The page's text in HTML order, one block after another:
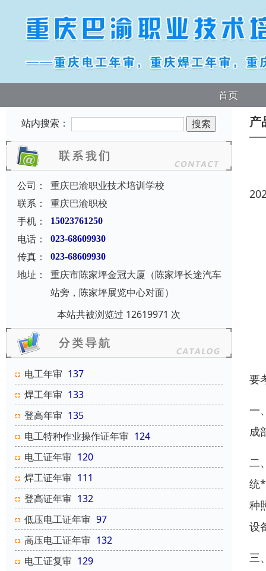
首页
站内搜索：
公司：
重庆巴渝职业技术培训学校
联系：
重庆巴渝职校
手机：
15023761250
电话： 023-68609930
传真： 023-68609930
地址：
重庆市陈家坪金冠大厦（陈家坪长途汽车
站旁，陈家坪展览中心对面）
本站共被浏览过 12619971 次
电工年审 137
焊工年审 133
登高年审 135
电工特种作业操作证年审 124
电工证年审 120
焊工证年审 111
登高证年审 132
低压电工证年审 97
高压电工证年审 132
电工证复审 129
产
要
一
成
二
统
种
设
三